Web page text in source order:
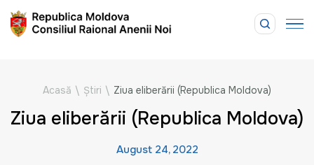
Acasă \ Știri \ Ziua eliberării (Republica Moldova)
Ziua eliberării (Republica Moldova)
August 24, 2022